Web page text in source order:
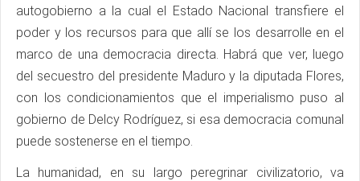
autogobierno a la cual el Estado Nacional transfiere el
poder y los recursos para que allí se los desarrolle en el
marco de una democracia directa. Habrá que ver, luego
del secuestro del presidente Maduro y la diputada Flores,
con los condicionamientos que el imperialismo puso al
gobierno de Delcy Rodríguez, si esa democracia comunal
puede sostenerse en el tiempo.
La humanidad, en su largo peregrinar civilizatorio, va